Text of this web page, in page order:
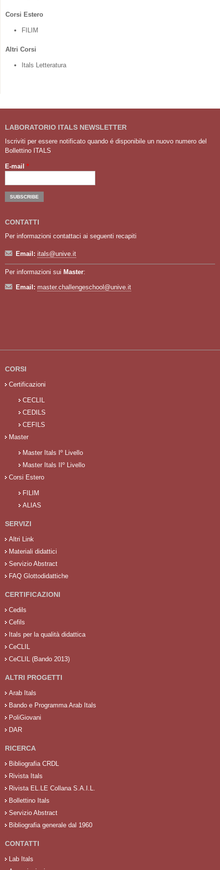
Corsi Estero
FILIM
Altri Corsi
Itals Letteratura
LABORATORIO ITALS NEWSLETTER
Iscriviti per essere notificato quando é disponibile un nuovo numero del
Bollettino ITALS
E-mail *
CONTATTI
Per informazioni contattaci ai seguenti recapiti
Email: itals@unive.it
Per informazioni sui Master:
Email: master.challengeschool@unive.it
CORSI
Certificazioni
CECLIL
CEDILS
CEFILS
Master
Master Itals Iº Livello
Master Itals IIº Livello
Corsi Estero
FILIM
ALIAS
SERVIZI
Altri Link
Materiali didattici
Servizio Abstract
FAQ Glottodidattiche
CERTIFICAZIONI
Cedils
Cefils
Itals per la qualità didattica
CeCLIL
CeCLIL (Bando 2013)
ALTRI PROGETTI
Arab Itals
Bando e Programma Arab Itals
PoliGiovani
DAR
RICERCA
Bibliografia CRDL
Rivista Itals
Rivista EL.LE Collana S.A.I.L.
Bollettino Itals
Servizio Abstract
Bibliografia generale dal 1960
CONTATTI
Lab Itals